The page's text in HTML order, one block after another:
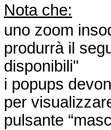
Nota che:
uno zoom
produrrà il
disponibili"
i popups
per
pulsante